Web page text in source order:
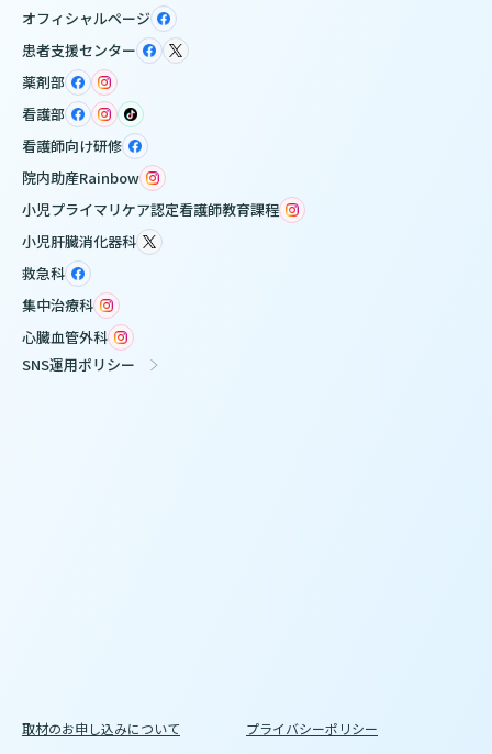
オフィシャルページ
患者支援センター
薬剤部
看護部
看護師向け研修
院内助産Rainbow
小児プライマリケア認定看護師教育課程
小児肝臓消化器科
救急科
集中治療科
心臓血管外科
SNS運用ポリシー
取材のお申し込みについて プライバシーポリシー